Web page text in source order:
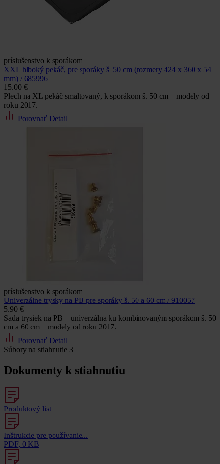
príslušenstvo k sporákom
XXL hlboký pekáč, pre sporáky š. 50 cm (rozmery 424 x 360 x 54
mm) / 685996
15.00 €
Plech na XL pekáč smaltovaný, k sporákom š. 50 cm – modely od
roku 2017.
Porovnať Detail
príslušenstvo k sporákom
Univerzálne trysky na PB pre sporáky š. 50 a 60 cm / 910057
5.90 €
Sada trysiek na PB – univerzálna ku kombinovaným sporákom š. 50
cm a 60 cm – modely od roku 2017.
Porovnať Detail
Súbory na stiahnutie 3
Dokumenty k stiahnutiu
Produktový list
Inštrukcie pre používanie...
PDF, 0 KB